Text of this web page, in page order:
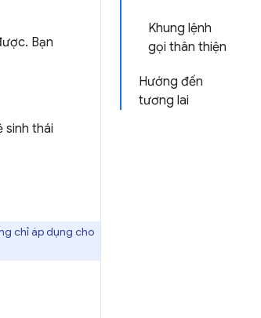
Khung lệnh
gọi thân thiện
Hướng đến
tương lai
Bạn
sinh thái
chỉ áp dụng cho